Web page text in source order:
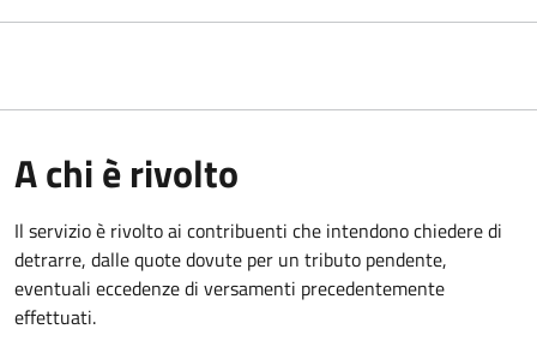
A chi è rivolto
Il servizio è rivolto ai contribuenti che intendono chiedere di
detrarre, dalle quote dovute per un tributo pendente,
eventuali eccedenze di versamenti precedentemente
effettuati.